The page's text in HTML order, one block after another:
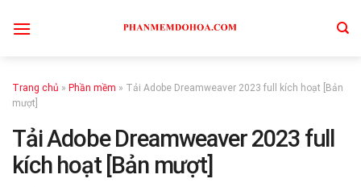
Trang chủ » Phần mềm » Tải Adobe Dreamweaver 2023 full kích hoạt [Bản
mượt]
Tải Adobe Dreamweaver 2023 full
kích hoạt [Bản mượt]